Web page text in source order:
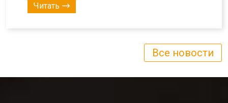
Читать
Все новости